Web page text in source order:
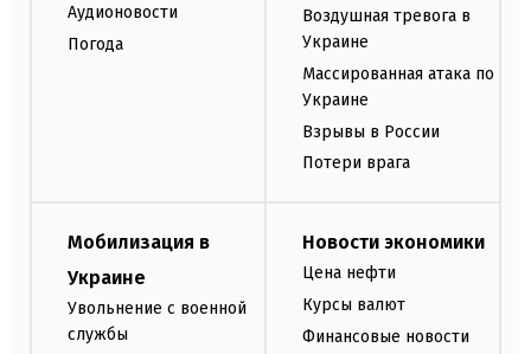
Аудионовости
Погода
Воздушная тревога в
Украине
Массированная атака по
Украине
Взрывы в России
Потери врага
Мобилизация в
Украине
Увольнение с военной
службы
Новости экономики
Цена нефти
Курсы валют
Финансовые новости